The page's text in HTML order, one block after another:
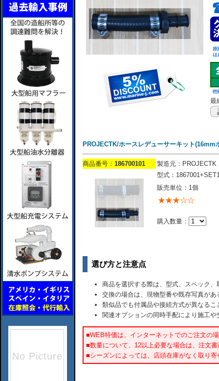
最
PROJECTK/ホースレデューサーキット
商品番号： 186700101
製造元：PROJECTK
型式：
販売単位：1個
購入数量：
選び方と注意点
商品を選択する際は、型式、スペック
交換の場合は、現物型番や既存写真が
類似品でも付属品や接続方式が異なるこ
関連オプションの同時手配により施工
■WEB特価は、インターネットでのご注文の
■数量について、12以上必要な場合は、注文
■シーズンによっては、店頭在庫がなく取り